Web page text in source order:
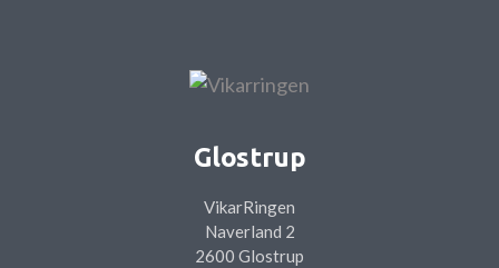
Glostrup
VikarRingen
Naverland 2
2600 Glostrup